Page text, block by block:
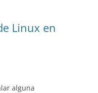
Linux en
alguna